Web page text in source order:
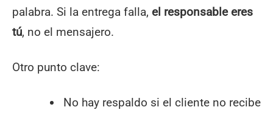
palabra. Si la entrega falla, el responsable eres
tú, no el mensajero.
Otro punto clave:
No hay respaldo si el cliente no recibe